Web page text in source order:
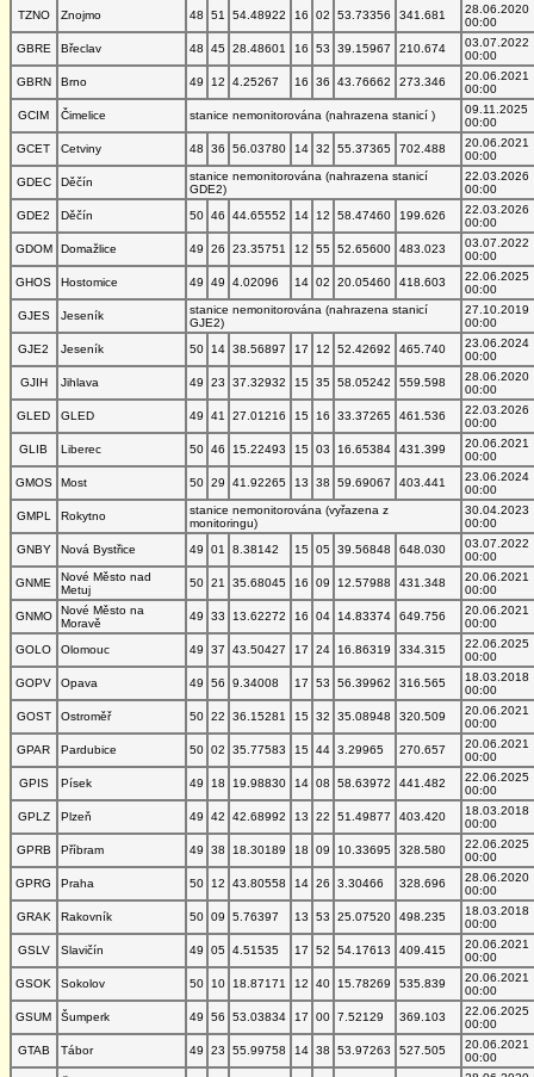
TZNO
Znojmo 48 51 54.48922 16 02 53.73356 341.681
28.06.2020
00:00
GBRE
Břeclav 48 45 28.48601 16 53 39.15967 210.674
03.07.2022
00:00
GBRN
Brno 49 12 4.25267 16 36 43.76662 273.346
20.06.2021
00:00
GCIM
Čimelice stanice nemonitorována (nahrazena stanicí )
09.11.2025
00:00
GCET
Cetviny 48 36 56.03780 14 32 55.37365 702.488
20.06.2021
00:00
GDEC
Děčín
stanice nemonitorována (nahrazena stanicí
GDE2)
22.03.2026
00:00
GDE2
Děčín 50 46 44.65552 14 12 58.47460 199.626
22.03.2026
00:00
GDOM
Domažlice 49 26 23.35751 12 55 52.65600 483.023
03.07.2022
00:00
GHOS
Hostomice 49 49 4.02096 14 02 20.05460 418.603
22.06.2025
00:00
GJES
Jeseník
stanice nemonitorována (nahrazena stanicí
GJE2)
27.10.2019
00:00
GJE2
Jeseník 50 14 38.56897 17 12 52.42692 465.740
23.06.2024
00:00
GJIH
Jihlava 49 23 37.32932 15 35 58.05242 559.598
28.06.2020
00:00
GLED
GLED 49 41 27.01216 15 16 33.37265 461.536
22.03.2026
00:00
GLIB
Liberec 50 46 15.22493 15 03 16.65384 431.399
20.06.2021
00:00
GMOS
Most 50 29 41.92265 13 38 59.69067 403.441
23.06.2024
00:00
GMPL
Rokytno
stanice nemonitorována (vyřazena z
monitoringu)
30.04.2023
00:00
GNBY
Nová Bystřice 49 01 8.38142 15 05 39.56848 648.030
03.07.2022
00:00
GNME
Nové Město nad
Metuj
50 21 35.68045 16 09 12.57988 431.348
20.06.2021
00:00
GNMO
Nové Město na
Moravě
49 33 13.62272 16 04 14.83374 649.756
20.06.2021
00:00
GOLO
Olomouc 49 37 43.50427 17 24 16.86319 334.315
22.06.2025
00:00
GOPV
Opava 49 56 9.34008 17 53 56.39962 316.565
18.03.2018
00:00
GOST
Ostroměř 50 22 36.15281 15 32 35.08948 320.509
20.06.2021
00:00
GPAR
Pardubice 50 02 35.77583 15 44 3.29965 270.657
20.06.2021
00:00
GPIS
Písek 49 18 19.98830 14 08 58.63972 441.482
22.06.2025
00:00
GPLZ
Plzeň 49 42 42.68992 13 22 51.49877 403.420
18.03.2018
00:00
GPRB
Příbram 49 38 18.30189 18 09 10.33695 328.580
22.06.2025
00:00
GPRG
Praha 50 12 43.80558 14 26 3.30466 328.696
28.06.2020
00:00
GRAK
Rakovník 50 09 5.76397 13 53 25.07520 498.235
18.03.2018
00:00
GSLV
Slavičín 49 05 4.51535 17 52 54.17613 409.415
20.06.2021
00:00
GSOK
Sokolov 50 10 18.87171 12 40 15.78269 535.839
20.06.2021
00:00
GSUM
Šumperk 49 56 53.03834 17 00 7.52129 369.103
22.06.2025
00:00
GTAB
Tábor 49 23 55.99758 14 38 53.97263 527.505
20.06.2021
00:00